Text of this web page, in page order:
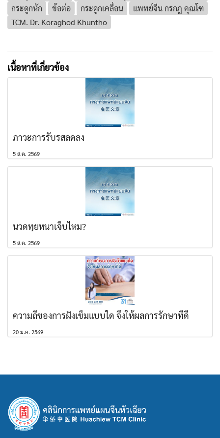
กระดูกหัก
ข้อต่อ กระดูกเคลื่อน
แพทย์จีน กรกฎ คุณโฑ
TCM. Dr. Koraghod Khuntho
เนื้อหาที่เกี่ยวข้อง
ภาวะการรับรสลดลง
5 ส.ค. 2569
นวดทุยหนาเจ็บไหม?
5 ส.ค. 2569
ความถี่ของการฝังเข็มแบบใด จึงให้ผลการรักษาที่ดี
20 ม.ค. 2569